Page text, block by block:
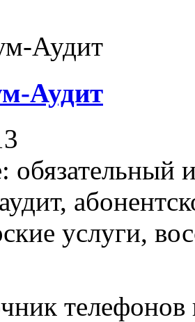
Аудит
обязательный
услуги,